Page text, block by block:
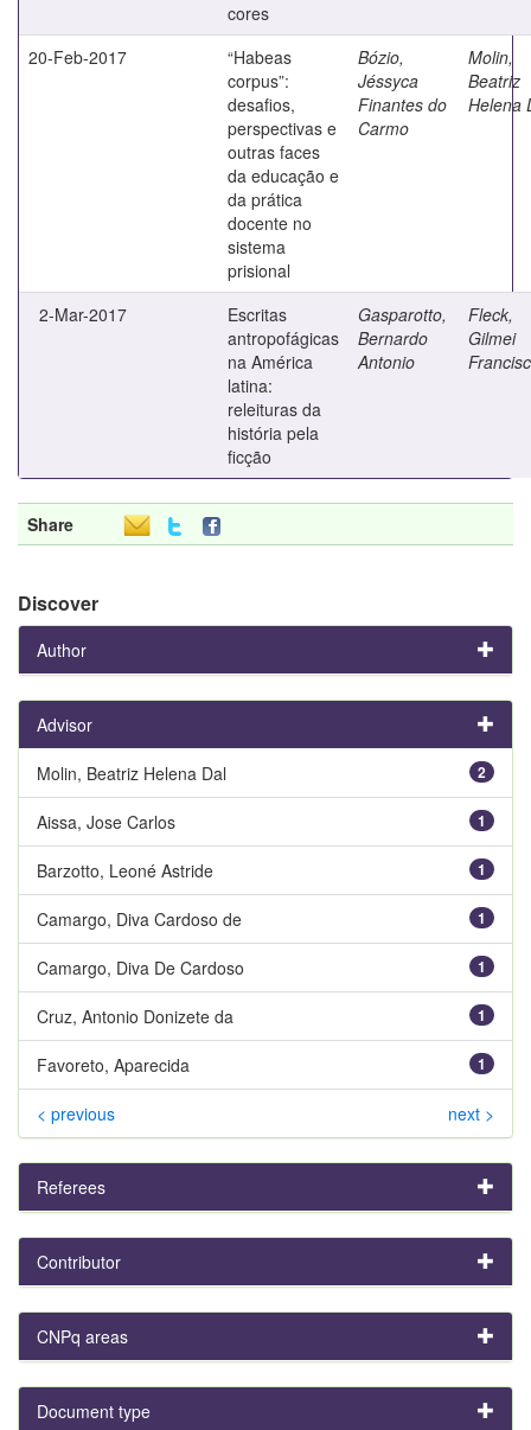
cores
20-Feb-2017
“Habeas
corpus”:
desafios,
perspectivas e
outras faces
da educação e
da prática
docente no
sistema
prisional
Bózio,
Jéssyca
Finantes do
Carmo
Molin,
Beatriz
Helena
2-Mar-2017
Escritas
antropofágicas
na América
latina:
releituras da
história pela
ficção
Gasparotto,
Bernardo
Antonio
Fleck,
Gilmei
Share
Discover
Author
Advisor
2
Molin, Beatriz Helena Dal
1
Aissa, Jose Carlos
1
Barzotto, Leoné Astride
1
Camargo, Diva Cardoso de
1
Camargo, Diva De Cardoso
1
Cruz, Antonio Donizete da
1
Favoreto, Aparecida
< previous next >
Referees
Contributor
CNPq areas
Document type